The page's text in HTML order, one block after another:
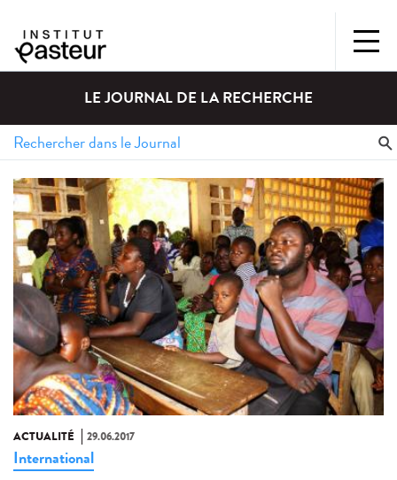
LE JOURNAL DE LA RECHERCHE
ACTUALITÉ 29.06.2017
International